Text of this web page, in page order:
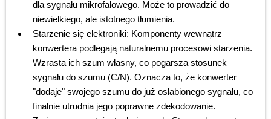
dla sygnału mikrofalowego. Może to prowadzić do
niewielkiego, ale istotnego tłumienia.
Starzenie się elektroniki: Komponenty wewnątrz
konwertera podlegają naturalnemu procesowi starzenia.
Wzrasta ich szum własny, co pogarsza stosunek
sygnału do szumu (C/N). Oznacza to, że konwerter
"dodaje" swojego szumu do już osłabionego sygnału, co
finalnie utrudnia jego poprawne zdekodowanie.